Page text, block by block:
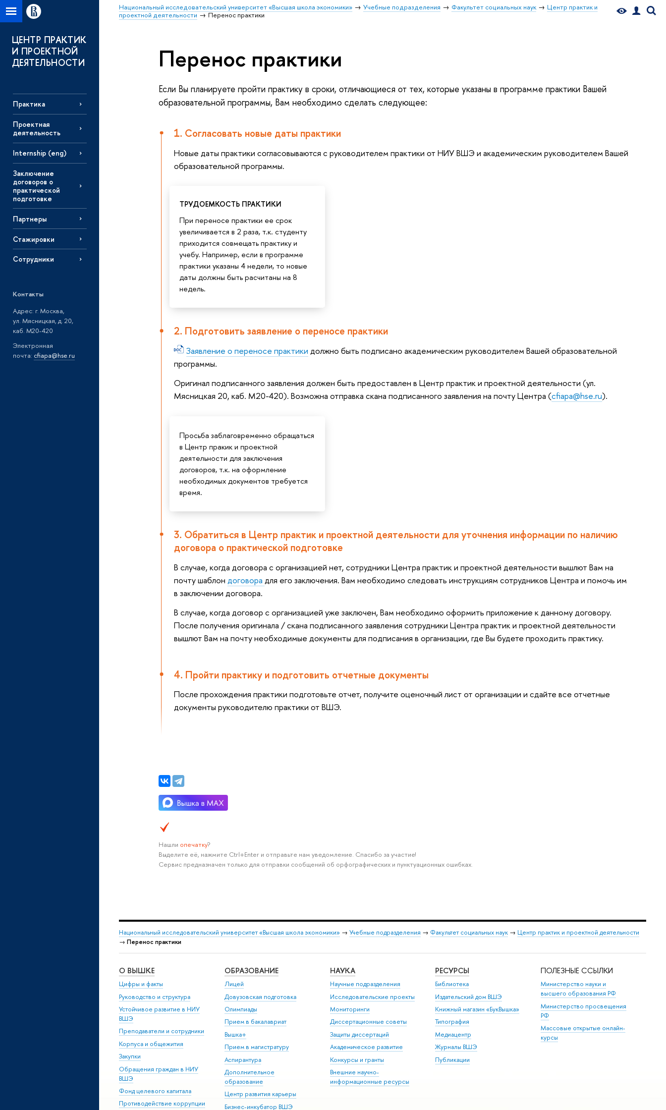
Национальный исследовательский университет «Высшая школа экономики» Учебные подразделения Факультет социальных наук
Центр практик и
проектной деятельности
Перенос практики
ЦЕНТР ПРАКТИК
И ПРОЕКТНОЙ
ДЕЯТЕЛЬНОСТИ
Практика
Проектная
деятельность
Internship (eng)
Заключение
договоров о
практической
подготовке
Партнеры
Стажировки
Сотрудники
Контакты
Адрес: г. Москва,
ул. Мясницкая, д. 20,
каб. М20-420
Электронная
почта: cfiapa@hse.ru
Перенос практики
Если Вы планируете пройти практику в сроки, отличающиеся от тех, которые указаны в программе практики Вашей
образовательной программы, Вам необходимо сделать следующее:
1. Согласовать новые даты практики
Новые даты практики согласовываются с руководителем практики от НИУ ВШЭ и академическим руководителем Вашей
образовательной программы.
ТРУДОЕМКОСТЬ ПРАКТИКИ
При переносе практики ее срок
увеличивается в 2 раза, т.к. студенту
приходится совмещать практику и
учебу. Например, если в программе
практики указаны 4 недели, то новые
даты должны быть расчитаны на 8
недель.
2. Подготовить заявление о переносе практики
Заявление о переносе практики должно быть подписано академическим руководителем Вашей образовательной
программы.
Оригинал подписанного заявления должен быть предоставлен в Центр практик и проектной деятельности (ул.
Мясницкая 20, каб. М20-420). Возможна отправка скана подписанного заявления на почту Центра (cfiapa@hse.ru).
Просьба заблаговременно обращаться
в Центр пракик и проектной
деятельности для заключения
договоров, т.к. на оформление
необходимых документов требуется
время.
3. Обратиться в Центр практик и проектной деятельности для уточнения информации по наличию
договора о практической подготовке
В случае, когда договора с организацией нет, сотрудники Центра практик и проектной деятельности вышлют Вам на
почту шаблондоговорадля его заключения. Вам необходимо следовать инструкциям сотрудников Центра и помочь им
в заключении договора.
В случае, когда договор с организацией уже заключен, Вам необходимо оформить приложение к данному договору.
После получения оригинала / скана подписанного заявления сотрудники Центра практик и проектной деятельности
вышлют Вам на почту необходимые документы для подписания в организации, где Вы будете проходить практику.
4. Пройти практику и подготовить отчетные документы
После прохождения практики подготовьте отчет, получите оценочный лист от организации и сдайте все отчетные
документы руководителю практики от ВШЭ.
Нашли опечатку?
Выделите её, нажмите Ctrl+Enter и отправьте нам уведомление. Спасибо за участие!
Сервис предназначен только для отправки сообщений об орфографических и пунктуационных ошибках.
Национальный исследовательский университет «Высшая школа экономики» → Учебные подразделения → Факультет социальных наук → Центр практик и проектной деятельности
→ Перенос практики
О ВЫШКЕ
Цифры и факты
Руководство и структура
Устойчивое развитие в НИУ
ВШЭ
Преподаватели и сотрудники
Корпуса и общежития
Закупки
Обращения граждан в НИУ
ВШЭ
Фонд целевого капитала
Противодействие коррупции
ОБРАЗОВАНИЕ
Лицей
Довузовская подготовка
Олимпиады
Прием в бакалавриат
Вышка+
Прием в магистратуру
Аспирантура
Дополнительное
образование
Центр развития карьеры
Бизнес-инкубатор ВШЭ
НАУКА
Научные подразделения
Исследовательские проекты
Мониторинги
Диссертационные советы
Защиты диссертаций
Академическое развитие
Конкурсы и гранты
Внешние научно-
информационные ресурсы
РЕСУРСЫ
Библиотека
Издательский дом ВШЭ
Книжный магазин «БукВышка»
Типография
Медиацентр
Журналы ВШЭ
Публикации
ПОЛЕЗНЫЕ ССЫЛКИ
Министерство науки и
высшего образования РФ
Министерство просвещения
РФ
Массовые открытые онлайн-
курсы